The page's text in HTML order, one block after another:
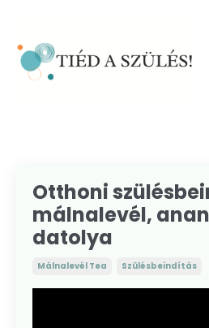
Otthoni
málnalevél,
datolya
Málnalevél Tea Szülésbeindítás